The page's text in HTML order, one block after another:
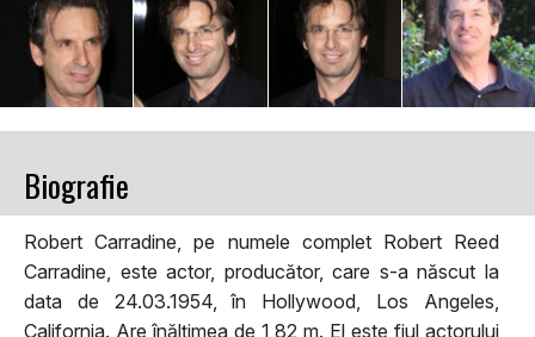
Biografie
Robert Carradine, pe numele complet Robert Reed
Carradine, este actor, producător, care s-a născut la
data de 24.03.1954, în Hollywood, Los Angeles,
California. Are înălțimea de 1,82 m. El este fiul actorului